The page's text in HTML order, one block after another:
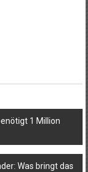
1 Million
Was bringt das